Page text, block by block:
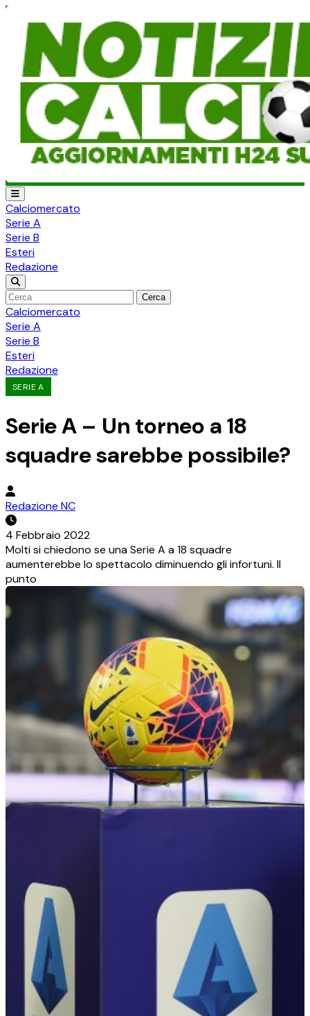
Calciomercato
Serie A
Serie B
Esteri
Redazione
Cerca
Calciomercato
Serie A
Serie B
Esteri
Redazione
SERIE A
Serie A – Un torneo a 18
squadre sarebbe possibile?
Redazione NC
4 Febbraio 2022
Molti si chiedono se una Serie A a 18 squadre
aumenterebbe lo spettacolo diminuendo gli infortuni. Il
punto